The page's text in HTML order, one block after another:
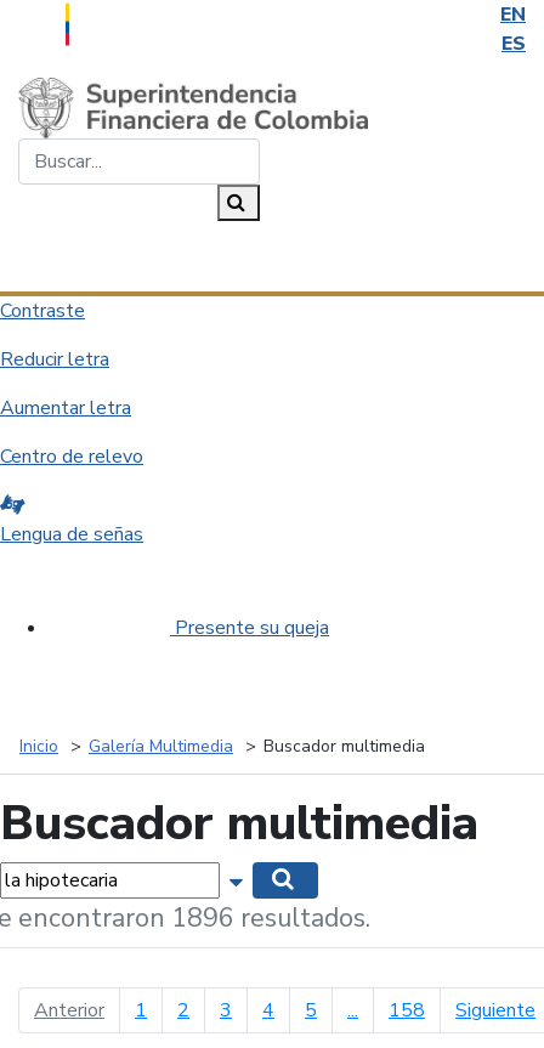
EN
ES
Saltar al contenido principal
Contraste
Reducir letra
Aumentar letra
Centro de relevo
Lengua de señas
Presente su queja
Inicio Galería Multimedia Buscador multimedia
Buscador multimedia
Mostrar opciones de búsqueda
encontraron 1896 resultados.
Anteriorpágina anterior
1 2 3 4 5 ... 158 Siguiente